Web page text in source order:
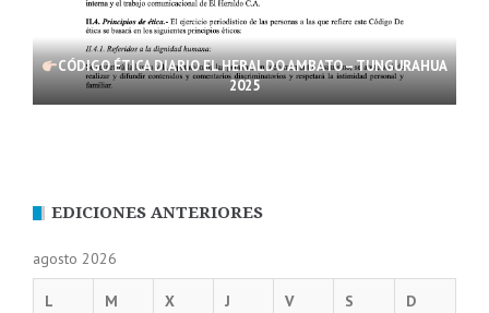
CÓDIGO ÉTICA DIARIO EL HERALDO AMBATO – TUNGURAHUA
2025
EDICIONES ANTERIORES
agosto 2026
L M X J V S D